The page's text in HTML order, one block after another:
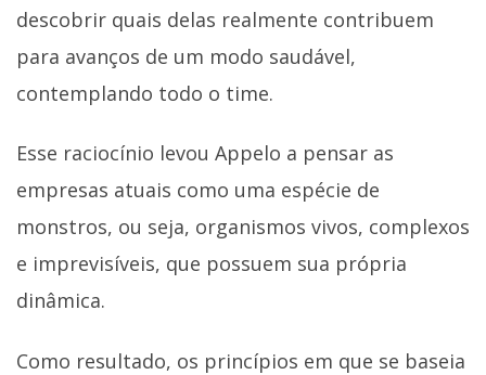
descobrir quais delas realmente contribuem
para avanços de um modo saudável,
contemplando todo o time.
Esse raciocínio levou Appelo a pensar as
empresas atuais como uma espécie de
monstros, ou seja, organismos vivos, complexos
e imprevisíveis, que possuem sua própria
dinâmica.
Como resultado, os princípios em que se baseia